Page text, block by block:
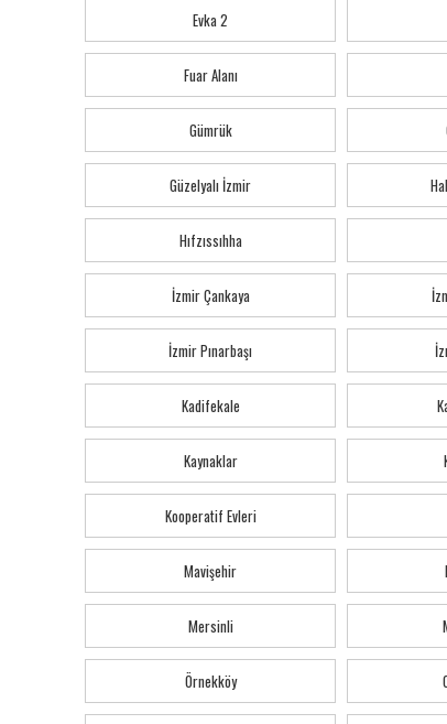
Evka 2
Fuar Alanı
Gümrük
Güzelyalı İzmir
Hıfzıssıhha
İzmir Çankaya
İzmir Pınarbaşı
Kadifekale
Kaynaklar
Kooperatif Evleri
Mavişehir
Mersinli
Örnekköy